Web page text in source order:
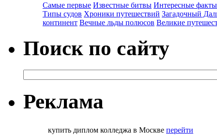
Самые первые Известные битвы Интересные факты
Типы судов Хроники путешествий Загадочный
континент Вечные льды полюсов Великие
Поиск по сайту
Реклама
купить диплом колледжа в Москве перейти